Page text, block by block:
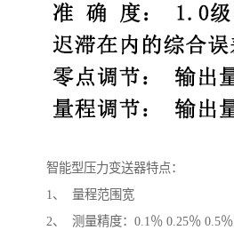
智能型压力变送器特点：
1、 量程范围宽
2、 测量精度：0.1％ 0.25％ 0.5％